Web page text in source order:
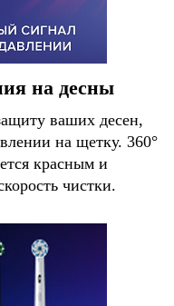
на десны
ваших десен,
на щетку. 360°
красным и
чистки.